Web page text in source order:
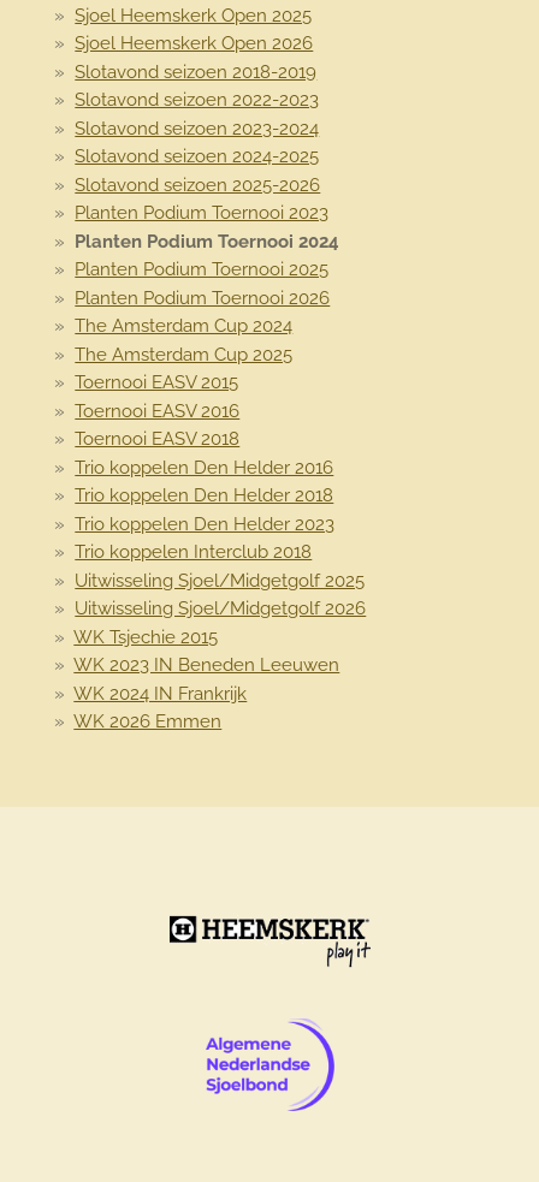
Sjoel Heemskerk Open 2025
Sjoel Heemskerk Open 2026
Slotavond seizoen 2018-2019
Slotavond seizoen 2022-2023
Slotavond seizoen 2023-2024
Slotavond seizoen 2024-2025
Slotavond seizoen 2025-2026
Planten Podium Toernooi 2023
Planten Podium Toernooi 2024
Planten Podium Toernooi 2025
Planten Podium Toernooi 2026
The Amsterdam Cup 2024
The Amsterdam Cup 2025
Toernooi EASV 2015
Toernooi EASV 2016
Toernooi EASV 2018
Trio koppelen Den Helder 2016
Trio koppelen Den Helder 2018
Trio koppelen Den Helder 2023
Trio koppelen Interclub 2018
Uitwisseling Sjoel/Midgetgolf 2025
Uitwisseling Sjoel/Midgetgolf 2026
WK Tsjechie 2015
WK 2023 IN Beneden Leeuwen
WK 2024 IN Frankrijk
WK 2026 Emmen